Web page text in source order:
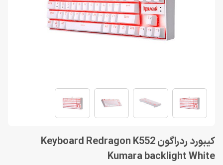
کیبورد ردراگون Keyboard Redragon K552
Kumara backlight White